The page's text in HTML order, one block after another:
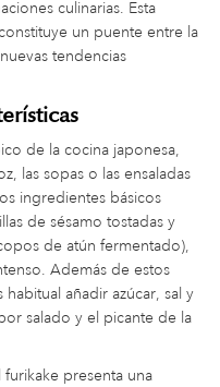
culinarias. Esta
un puente entre la
tendencias
de la cocina japonesa,
las sopas o las ensaladas
ingredientes básicos
de sésamo tostadas y
de atún fermentado),
Además de estos
añadir azúcar, sal y
salado y el picante de la
presenta una